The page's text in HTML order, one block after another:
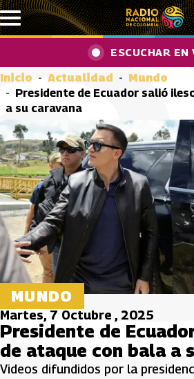
Pasar al contenido principal
ESCUCHAR EN
Inicio Actualidad
Mundo
Presidente de Ecuador salió
a su caravana
MUNDO
Martes, 7 Octubre , 2025
Presidente de
de ataque con bala a
Videos difundidos por la